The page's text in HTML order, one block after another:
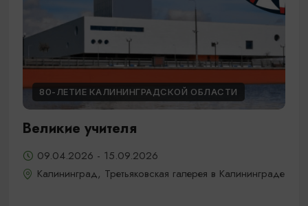
80-ЛЕТИЕ КАЛИНИНГРАДСКОЙ ОБЛАСТИ
Великие учителя
09.04.2026 - 15.09.2026
Калининград, Третьяковская галерея в Калининграде